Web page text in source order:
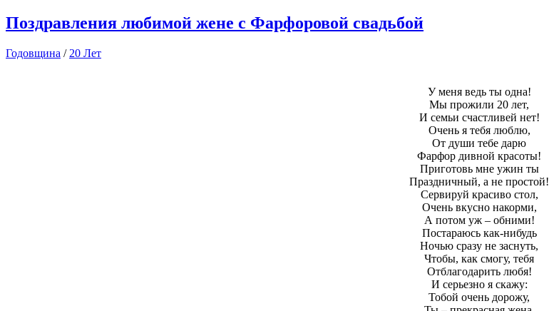
Поздравления любимой жене с Фарфоровой свадьбой
Годовщина / 20 Лет
У меня ведь ты одна!
Мы прожили 20 лет,
И семьи счастливей нет!
Очень я тебя люблю,
От души тебе дарю
Фарфор дивной красоты!
Приготовь мне ужин ты
Праздничный, а не простой!
Сервируй красиво стол,
Очень вкусно накорми,
А потом уж – обними!
Постараюсь как-нибудь
Ночью сразу не заснуть,
Чтобы, как смогу, тебя
Отблагодарить любя!
И серьезно я скажу:
Тобой очень дорожу,